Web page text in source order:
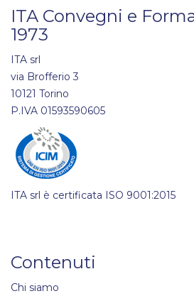
ITA Convegni e
1973
ITA srl
via Brofferio 3
10121 Torino
P.IVA 01593590605
ITA srl è certificata ISO 9001:2015
Contenuti
Chi siamo